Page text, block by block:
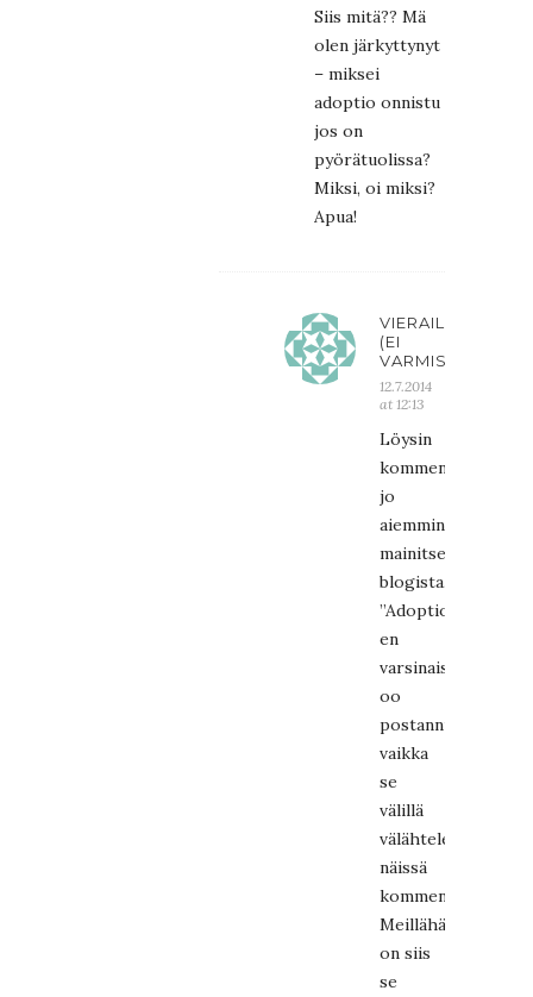
Siis mitä?? Mä
olen järkyttynyt
– miksei
adoptio onnistu
jos on
pyörätuolissa?
Miksi, oi miksi?
Apua!
VIERAILIJA
(EI
VARMISTETTU)
12.7.2014
at 12:13
Löysin
kommentin
jo
aiemmin
mainitsemastani
blogista.
”Adoptiosta
en
varsinaisesti
oo
postannut,
vaikka
se
välillä
välähteleekin
näissä
kommenttiosoissa.
Meillähän
on siis
se